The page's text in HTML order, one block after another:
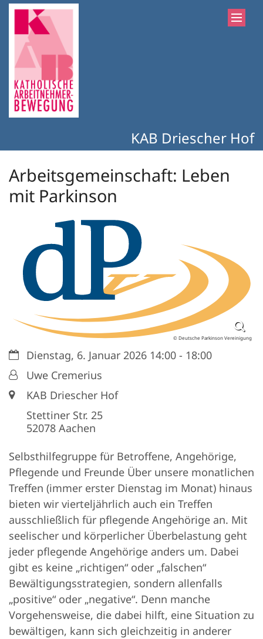
Zum Inhalt springen
KAB Driescher Hof
Arbeitsgemeinschaft: Leben
mit Parkinson
© Deutsche Parkinson Vereinigung
Datum:Dienstag, 6. Januar 2026 14:00 - 18:00
Von:Uwe Cremerius
Ort:KAB Driescher Hof
Stettiner Str. 25
52078 Aachen
Selbsthilfegruppe für Betroffene, Angehörige,
Pflegende und Freunde Über unsere monatlichen
Treffen (immer erster Dienstag im Monat) hinaus
bieten wir vierteljährlich auch ein Treffen
ausschließlich für pflegende Angehörige an. Mit
seelischer und körperlicher Überbelastung geht
jeder pflegende Angehörige anders um. Dabei
gibt es keine „richtigen“ oder „falschen“
Bewältigungsstrategien, sondern allenfalls
„positive“ oder „negative“. Denn manche
Vorgehensweise, die dabei hilft, eine Situation zu
bewältigen, kann sich gleichzeitig in anderer